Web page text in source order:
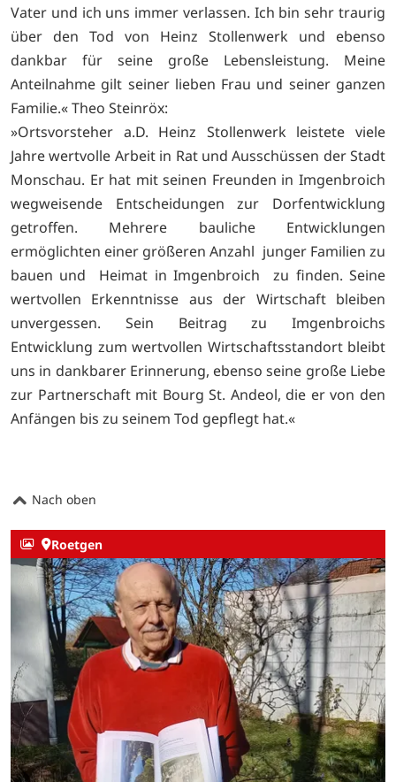
Vater und ich uns immer verlassen. Ich bin sehr traurig
über den Tod von Heinz Stollenwerk und ebenso
dankbar für seine große Lebensleistung. Meine
Anteilnahme gilt seiner lieben Frau und seiner ganzen
Familie.« Theo Steinröx:
»Ortsvorsteher a.D. Heinz Stollenwerk leistete viele
Jahre wertvolle Arbeit in Rat und Ausschüssen der Stadt
Monschau. Er hat mit seinen Freunden in Imgenbroich
wegweisende Entscheidungen zur Dorfentwicklung
getroffen. Mehrere bauliche Entwicklungen
ermöglichten einer größeren Anzahl junger Familien zu
bauen und Heimat in Imgenbroich zu finden. Seine
wertvollen Erkenntnisse aus der Wirtschaft bleiben
unvergessen. Sein Beitrag zu Imgenbroichs
Entwicklung zum wertvollen Wirtschaftsstandort bleibt
uns in dankbarer Erinnerung, ebenso seine große Liebe
zur Partnerschaft mit Bourg St. Andeol, die er von den
Anfängen bis zu seinem Tod gepflegt hat.«
Nach oben
Roetgen